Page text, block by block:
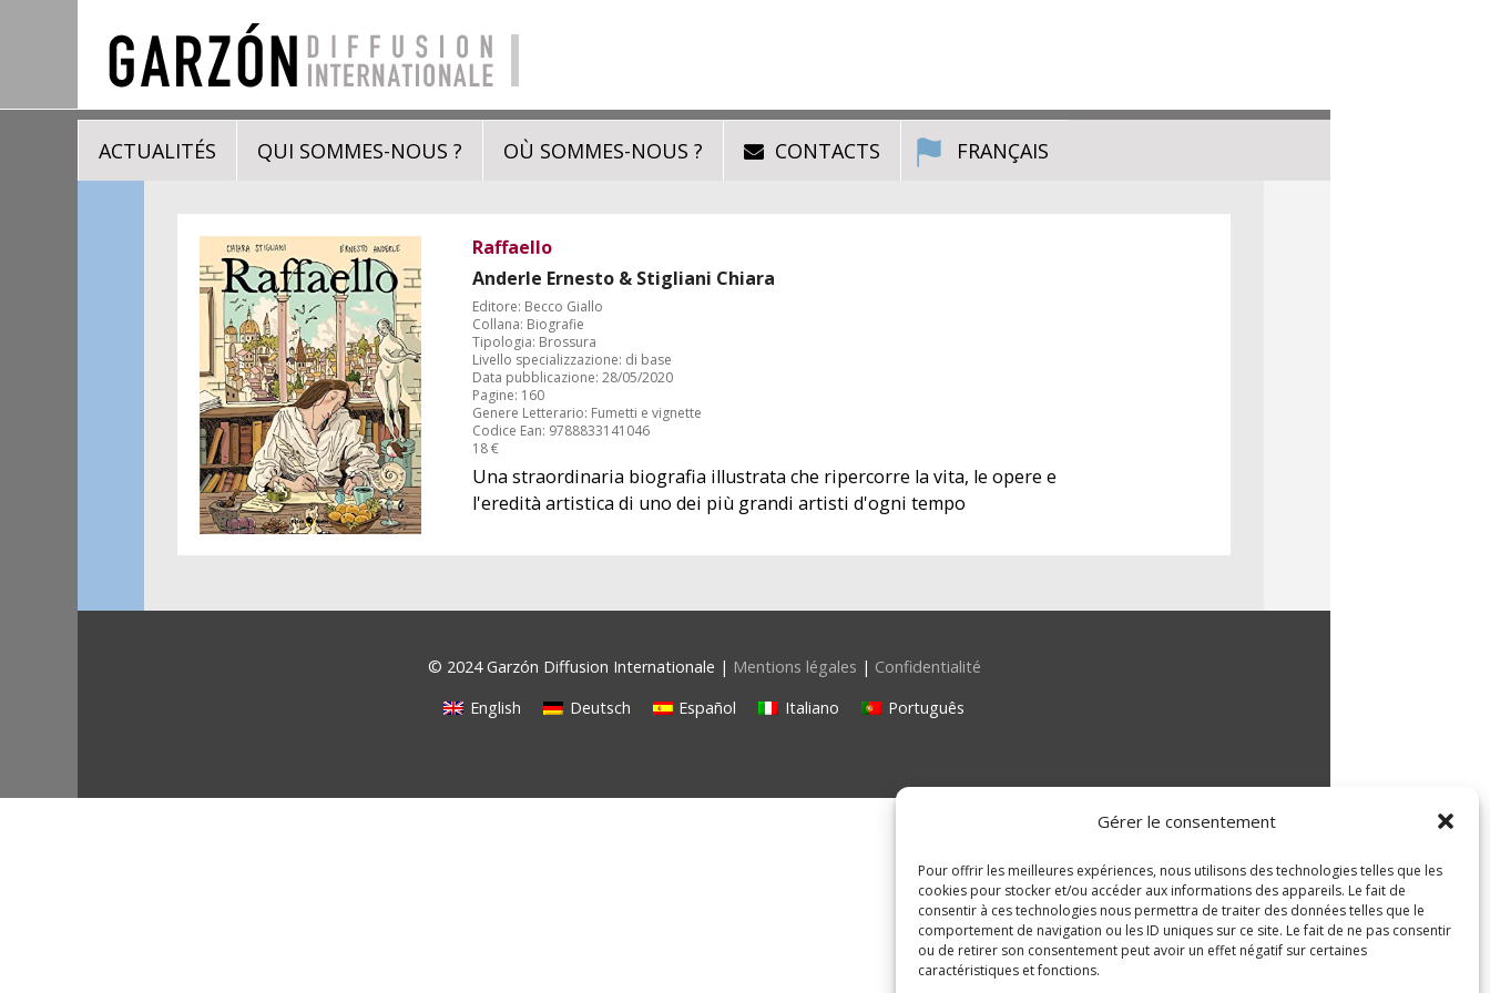
Gérer le consentement
Pour offrir les meilleures expériences, nous utilisons des technologies telles que les
cookies pour stocker et/ou accéder aux informations des appareils. Le fait de
consentir à ces technologies nous permettra de traiter des données telles que le
comportement de navigation ou les ID uniques sur ce site. Le fait de ne pas consentir
ou de retirer son consentement peut avoir un effet négatif sur certaines
caractéristiques et fonctions.
ACTUALITÉS QUI SOMMES-NOUS ? OÙ SOMMES-NOUS ? CONTACTS FRANÇAIS
Raffaello
Anderle Ernesto & Stigliani Chiara
Editore: Becco Giallo
Collana: Biografie
Tipologia: Brossura
Livello specializzazione: di base
Data pubblicazione: 28/05/2020
Pagine: 160
Genere Letterario: Fumetti e vignette
Codice Ean: 9788833141046
18 €
Una straordinaria biografia illustrata che ripercorre la vita, le opere e
l'eredità artistica di uno dei più grandi artisti d'ogni tempo
© 2024 Garzón Diffusion Internationale | Mentions légales | Confidentialité
English
Deutsch Español Italiano Português